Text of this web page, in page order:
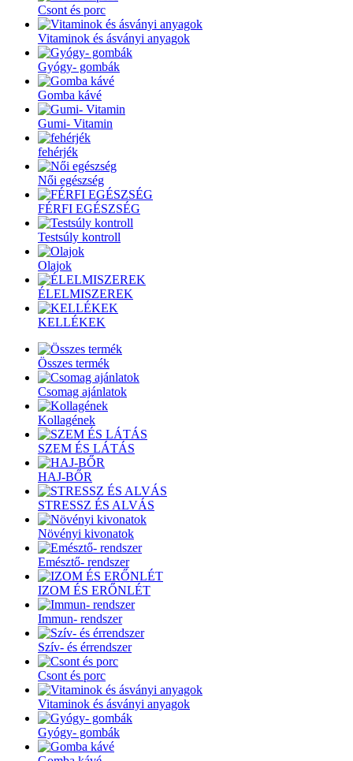
Csont és porc
Vitaminok és ásványi anyagok
Gyógy- gombák
Gomba kávé
Gumi- Vitamin
fehérjék
Női egészség
FÉRFI EGÉSZSÉG
Testsúly kontroll
Olajok
ÉLELMISZEREK
KELLÉKEK
Összes termék
Csomag ajánlatok
Kollagének
SZEM ÉS LÁTÁS
HAJ-BŐR
STRESSZ ÉS ALVÁS
Növényi kivonatok
Emésztő- rendszer
IZOM ÉS ERŐNLÉT
Immun- rendszer
Szív- és érrendszer
Csont és porc
Vitaminok és ásványi anyagok
Gyógy- gombák